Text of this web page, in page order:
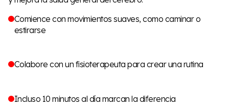
Comience con movimientos suaves, como caminar o
estirarse
Colabore con un fisioterapeuta para crear una rutina
Incluso 10 minutos al día marcan la diferencia